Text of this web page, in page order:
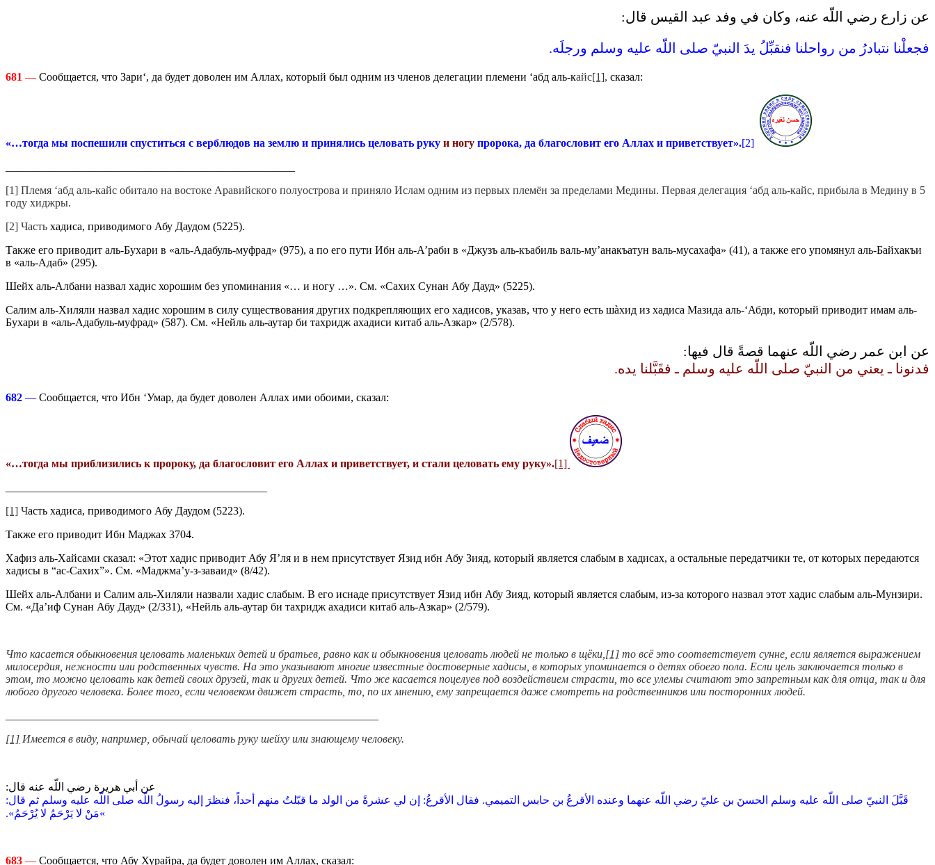
عن زارع رضي اللّه عنه، وكان في وفد عبد القيس قال‏:‏
فجعلْنا نتبادرُ من رواحلنا فنقبِّلُ يدَ النبيّ صلى اللّه عليه وسلم ورجلَه‏. ‏
681 — Сообщается, что Зари‘, да будет доволен им Аллах, который был одним из членов делегации племени ‘абд аль-кайс[1], сказал:
«…тогда мы поспешили спуститься с верблюдов на землю и принялись целовать руку и ногу пророка, да благословит его Аллах и приветствует».[2]
[1] Племя ‘абд аль-кайс обитало на востоке Аравийского полуострова и приняло Ислам одним из первых племён за пределами Медины. Первая делегация ‘абд аль-кайс, прибыла в Медину в 5
году хиджры.
[2] Часть хадиса, приводимого Абу Даудом (5225).
Также его приводит аль-Бухари в «аль-Адабуль-муфрад» (975), а по его пути Ибн аль-А’раби в «Джузъ аль-къабиль валь-му’анакъатун валь-мусахафа» (41), а также его упомянул аль-Байхакъи
в «аль-Адаб» (295).
Шейх аль-Албани назвал хадис хорошим без упоминания «… и ногу …». См. «Сахих Сунан Абу Дауд» (5225).
Салим аль-Хиляли назвал хадис хорошим в силу существования других подкрепляющих его хадисов, указав, что у него есть шàхид из хадиса Мазида аль-‘Абди, который приводит имам аль-
Бухари в «аль-Адабуль-муфрад» (587). См. «Нейль аль-аутар би тахридж ахадиси китаб аль-Азкар» (2/578).
عن ابن عمر رضي اللّه عنهما قصةً قال فيها‏:‏
فدنونا ـ يعني من النبيّ صلى اللّه عليه وسلم ـ فقَبَّلنا يده‏.‏
682 — Сообщается, что Ибн ‘Умар, да будет доволен Аллах ими обоими, сказал:
«…тогда мы приблизились к пророку, да благословит его Аллах и приветствует, и стали целовать ему руку».[1]
[1] Часть хадиса, приводимого Абу Даудом (5223).
Также его приводит Ибн Маджах 3704.
Хафиз аль-Хайсами сказал: «Этот хадис приводит Абу Я’ля и в нем присутствует Язид ибн Абу Зияд, который является слабым в хадисах, а остальные передатчики те, от которых передаются
хадисы в “ас-Сахих”». См. «Маджма’у-з-заваид» (8/42).
Шейх аль-Албани и Салим аль-Хиляли назвали хадис слабым. В его иснаде присутствует Язид ибн Абу Зияд, который является слабым, из-за которого назвал этот хадис слабым аль-Мунзири.
См. «Да’иф Сунан Абу Дауд» (2/331), «Нейль аль-аутар би тахридж ахадиси китаб аль-Азкар» (2/579).
Что касается обыкновения целовать маленьких детей и братьев, равно как и обыкновения целовать людей не только в щёки, [1] то всё это соответствует сунне, если является выражением
милосердия, нежности или родственных чувств. На это указывают многие известные достоверные хадисы, в которых упоминается о детях обоего пола. Если цель заключается только в
этом, то можно целовать как детей своих друзей, так и других детей. Что же касается поцелуев под воздействием страсти, то все улемы считают это запретным как для отца, так и для
любого другого человека. Более того, если человеком движет страсть, то, по их мнению, ему запрещается даже смотреть на родственников или посторонних людей.
[1] Имеется в виду, например, обычай целовать руку шейху или знающему человеку.
عن أبي هريرة رضي اللّه عنه قال‏:
قَبَّلَ النبيّ صلى اللّه عليه وسلم الحسنَ بن عليّ رضي اللّه عنهما وعنده الأقرعُ بن حابس التميمي‏.‏ فقال الأقرعُ‏:‏ إن لي عشرةً من الولد ما قبّلتُ منهم أحداً، فنظرَ إليه رسولُ اللّه صلى اللّه عليه وسلم ثم قال‏:‏
‏»‏مَنْ لا يَرْحَمُ لا يُرْحَمُ‏»‏‏.‏‏
683 — Сообщается, что Абу Хурайра, да будет доволен им Аллах, сказал: